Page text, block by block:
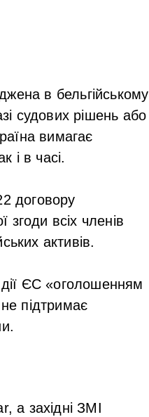
в бельгійському
судових рішень або
вимагає
і в часі.
договору
всіх членів
активів.
дії ЄС «оголошенням
підтримає
а західні ЗМІ